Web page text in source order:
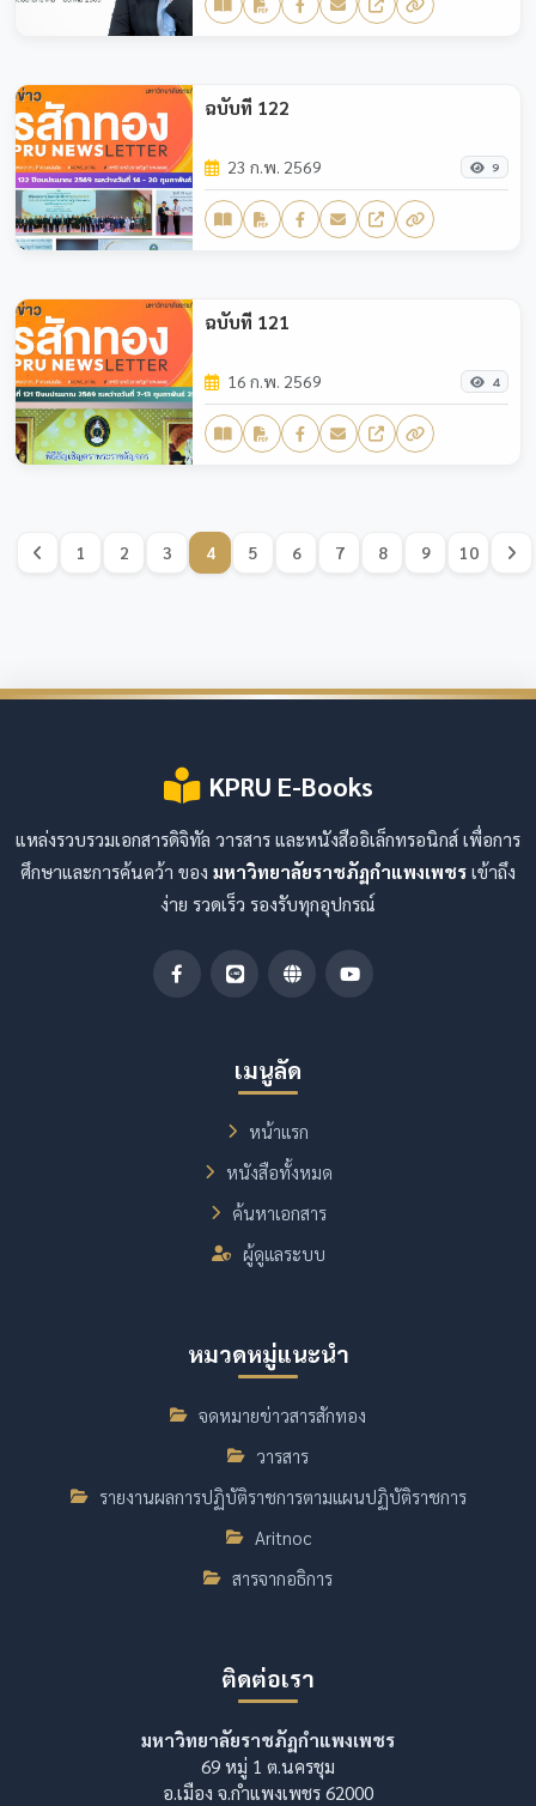
ฉบับที่ 122
23 ก.พ. 2569 9
ฉบับที่ 121
16 ก.พ. 2569 4
1 2 3 4 5 6 7 8 9 10
KPRU E-Books
แหล่งรวบรวมเอกสารดิจิทัล วารสาร และหนังสืออิเล็กทรอนิกส์ เพื่อการ
ศึกษาและการค้นคว้า ของ มหาวิทยาลัยราชภัฏกำแพงเพชร เข้าถึง
ง่าย รวดเร็ว รองรับทุกอุปกรณ์
เมนูลัด
หน้าแรก
หนังสือทั้งหมด
ค้นหาเอกสาร
ผู้ดูแลระบบ
หมวดหมู่แนะนำ
จดหมายข่าวสารสักทอง
วารสาร
รายงานผลการปฏิบัติราชการตามแผนปฏิบัติราชการ
Aritnoc
สารจากอธิการ
ติดต่อเรา
มหาวิทยาลัยราชภัฏกำแพงเพชร
69 หมู่ 1 ต.นครชุม
อ.เมือง จ.กำแพงเพชร 62000